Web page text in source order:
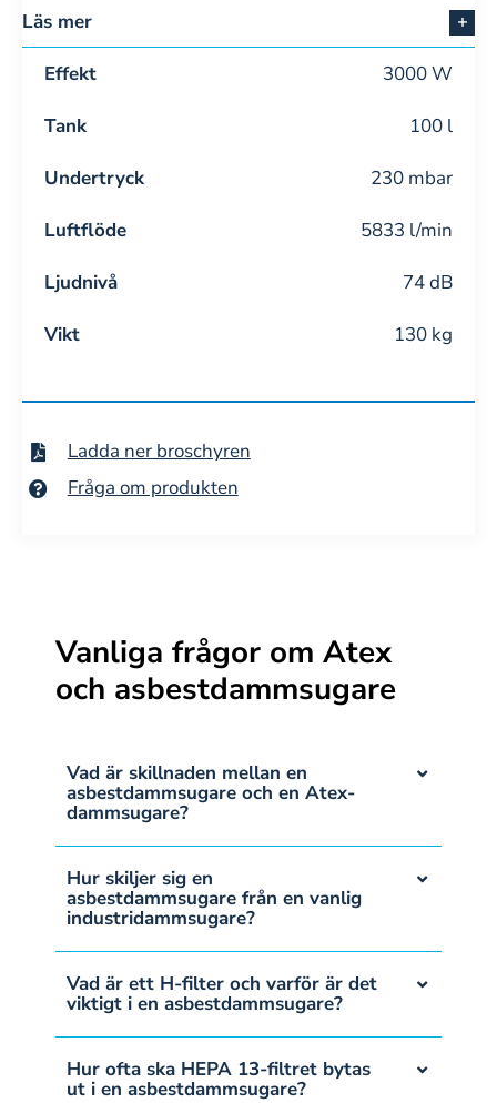
Läs mer
Effekt 3000 W
Tank 100 l
Undertryck 230 mbar
Luftflöde 5833 l/min
Ljudnivå 74 dB
Vikt 130 kg
Ladda ner broschyren
Fråga om produkten
Vanliga frågor om Atex
och asbestdammsugare
Vad är skillnaden mellan en
asbestdammsugare och en Atex-
dammsugare?
Hur skiljer sig en
asbestdammsugare från en vanlig
industridammsugare?
Vad är ett H-filter och varför är det
viktigt i en asbestdammsugare?
Hur ofta ska HEPA 13-filtret bytas
ut i en asbestdammsugare?